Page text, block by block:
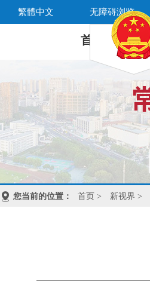
繁體中文 无障碍浏览
首 页
您当前的位置： 首页 > 新视界 >